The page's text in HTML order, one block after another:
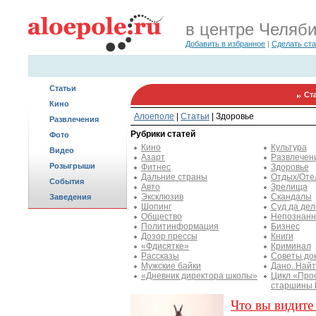
в центре
Добавить в избранное | Сделать
Статьи
Кино
Развлечения
Фото
Видео
Розыгрыши
События
Заведения
Алоеполе Статьи
Здоровье
Рубрики статей
Кино
Культура
Азарт
Фитнес
Здоровье
Дальние страны
Отдых/
Авто
Зрелища
Эксклюзив
Скандалы
Шопинг
Суд да
Общество
Политинформация
Бизнес
Дозор прессы
Книги
«Фдисятке»
Криминал
Рассказы
Советы
Мужские байки
Дано.
«Дневник директора школы»
Цикл
старшины
Что вы видите